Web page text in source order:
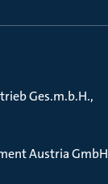
Ges.m.b.H.
Austria GmbH